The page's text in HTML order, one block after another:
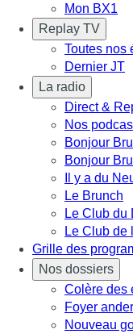
Mon BX1
Replay TV
Toutes nos
Dernier JT
La radio
Direct &
Nos
Bonjour
Bonjour
Il y a du
Le Brunch
Le Club du
Le Club de
Grille des
Nos dossiers
Colère des
Foyer
Nouveau